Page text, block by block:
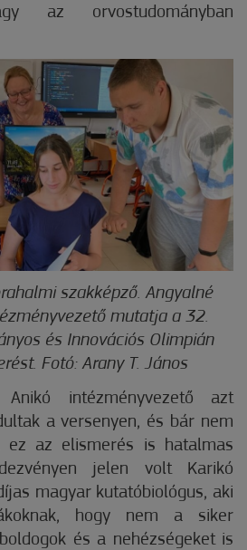
az orvostudományban
szakképző. Angyalné
mutatja a 32.
és Innovációs Olimpián
Fotó: Arany T. János
Anikó intézményvezető azt
a versenyen, és bár nem
ez az elismerés is hatalmas
jelen volt Karikó
magyar kutatóbiológus, aki
hogy nem a siker
és a nehézségeket is